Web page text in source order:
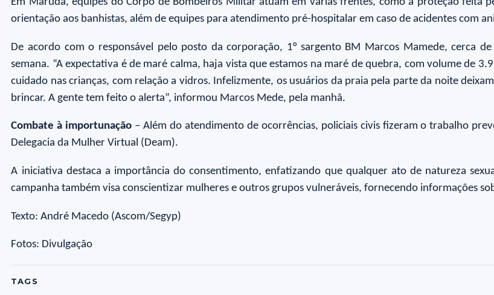
orientação aos banhistas, além de equipes para atendimento pré-hospitalar em caso de acidentes com
De acordo com o responsável pelo posto da corporação, 1° sargento BM Marcos Mamede, cerca
semana. “A expectativa é de maré calma, haja vista que estamos na maré de quebra, com volume de
cuidado nas crianças, com relação a vidros. Infelizmente, os usuários da praia pela parte da noite
brincar. A gente tem feito o alerta”, informou Marcos Mede, pela manhã.
Combate à importunação – Além do atendimento de ocorrências, policiais civis fizeram o trabalho
Delegacia da Mulher Virtual (Deam).
A iniciativa destaca a importância do consentimento, enfatizando que qualquer ato de natureza
campanha também visa conscientizar mulheres e outros grupos vulneráveis, fornecendo informações
Texto: André Macedo (Ascom/Segyp)
Fotos: Divulgação
TAGS